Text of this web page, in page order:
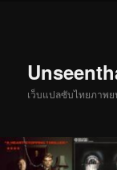
เว็บแปลซับไทยภาพย